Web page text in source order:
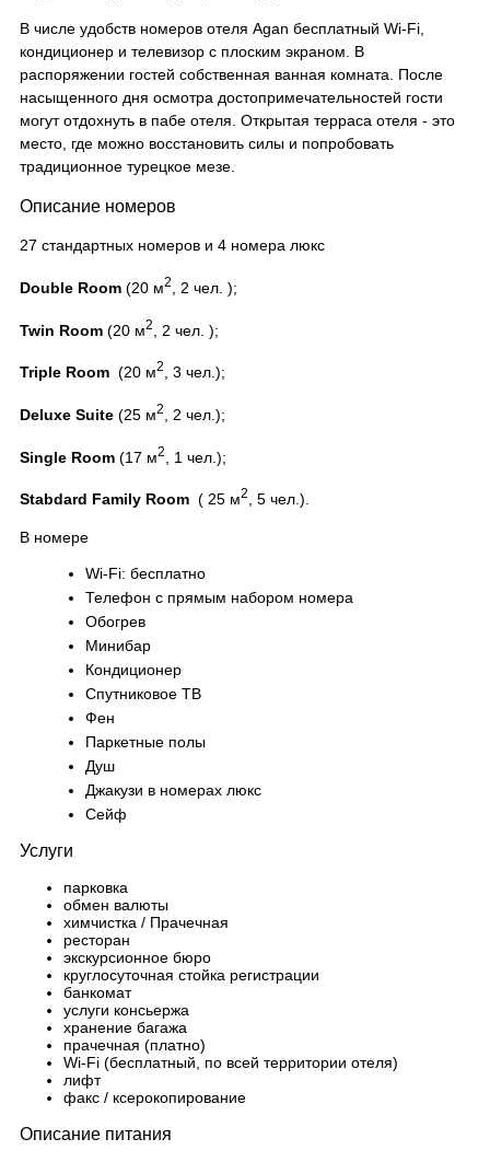
В числе удобств номеров отеля Agan бесплатный Wi-Fi,
кондиционер и телевизор с плоским экраном. В
распоряжении гостей собственная ванная комната. После
насыщенного дня осмотра достопримечательностей гости
могут отдохнуть в пабе отеля. Открытая терраса отеля - это
место, где можно восстановить силы и попробовать
традиционное турецкое мезе.
Описание номеров
27 стандартных номеров и 4 номера люкс
Double Room (20 м2 , 2 чел. );
Twin Room (20 м2 , 2 чел. );
Triple Room (20 м2 , 3 чел.);
Deluxe Suite (25 м2 , 2 чел.);
Single Room (17 м2 , 1 чел.);
Stabdard Family Room ( 25 м2 , 5 чел.).
В номере
Wi-Fi: бесплатно
Телефон с прямым набором номера
Обогрев
Минибар
Кондиционер
Спутниковое ТВ
Фен
Паркетные полы
Душ
Джакузи в номерах люкс
Сейф
Услуги
парковка
обмен валюты
химчистка / Прачечная
ресторан
экскурсионное бюро
круглосуточная стойка регистрации
банкомат
услуги консьержа
хранение багажа
прачечная (платно)
Wi-Fi (бесплатный, по всей территории отеля)
лифт
факс / ксерокопирование
Описание питания